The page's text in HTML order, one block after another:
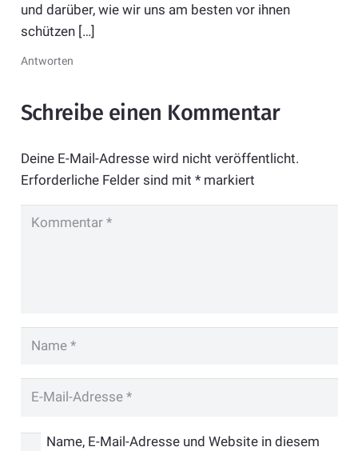
und darüber, wie wir uns am besten vor ihnen
schützen […]
Antworten
Schreibe einen Kommentar
Deine E-Mail-Adresse wird nicht veröffentlicht.
Erforderliche Felder sind mit *markiert
Name, E-Mail-Adresse und Website in diesem